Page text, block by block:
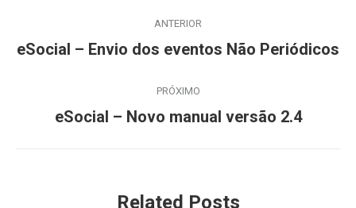
de
ANTERIOR
Post
eSocial – Envio dos eventos Não Periódicos
PRÓXIMO
Próximo
eSocial – Novo manual versão 2.4
Related Posts